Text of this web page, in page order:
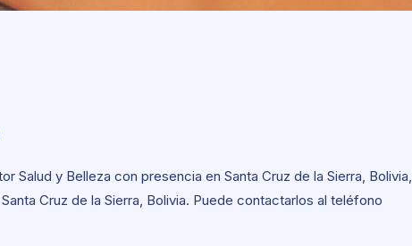
Salud y Belleza con presencia en Santa Cruz de la Sierra, Bolivia,
Cruz de la Sierra, Bolivia. Puede contactarlos al teléfono